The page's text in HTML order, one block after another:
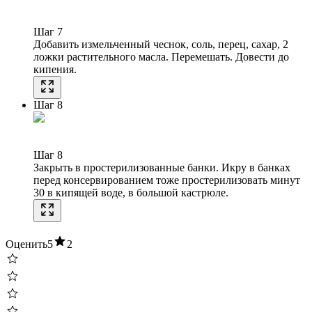
Шаг 7
Добавить измельченный чеснок, соль, перец, сахар, 2
ложки растительного масла. Перемешать. Довести до
кипения.
Шаг 8
Шаг 8
Закрыть в простерилизованные банки. Икру в банках
перед консервированием тоже простерилизовать минут
30 в кипящей воде, в большой кастрюле.
Оценить5 2